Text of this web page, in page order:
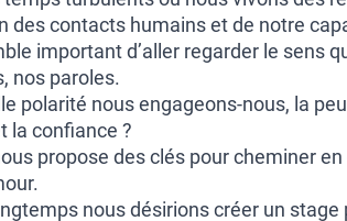
des contacts humains et de notre
important d’aller regarder le sens
nos paroles.
polarité nous engageons-nous, la
la confiance ?
propose des clés pour cheminer
nous désirions créer un stage